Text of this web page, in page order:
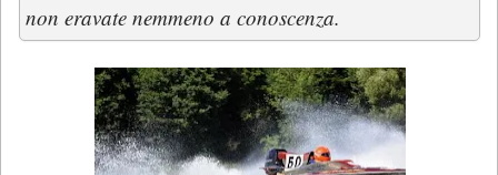
non eravate nemmeno a conoscenza.